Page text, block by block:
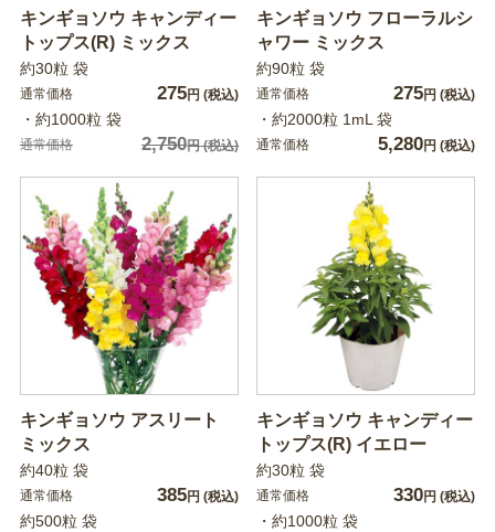
キンギョソウ キャンディー
トップス(R) ミックス
約30粒 袋
通常価格 275円 (税込)
・約1000粒 袋
通常価格 2,750円(税込)
キンギョソウ フローラルシ
ャワー ミックス
約90粒 袋
通常価格 275円 (税込)
・約2000粒 1mL 袋
通常価格 5,280円 (税込)
キンギョソウ アスリート
ミックス
約40粒 袋
通常価格 385円 (税込)
約500粒 袋
キンギョソウ キャンディー
トップス(R) イエロー
約30粒 袋
通常価格 330円 (税込)
・約1000粒 袋